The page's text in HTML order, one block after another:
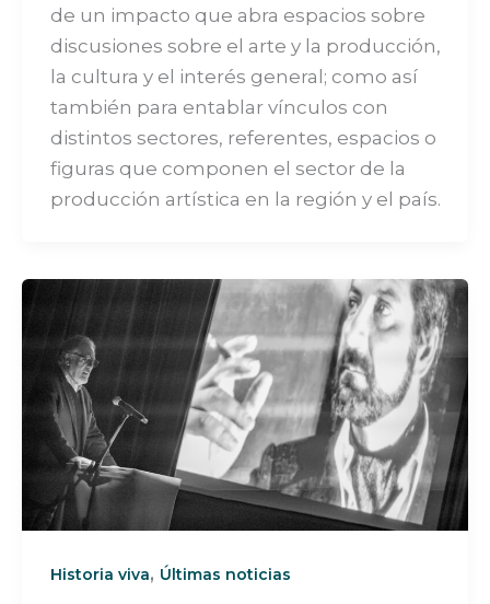
de un impacto que abra espacios sobre
discusiones sobre el arte y la producción,
la cultura y el interés general; como así
también para entablar vínculos con
distintos sectores, referentes, espacios o
figuras que componen el sector de la
producción artística en la región y el país.
Historia viva, Últimas noticias